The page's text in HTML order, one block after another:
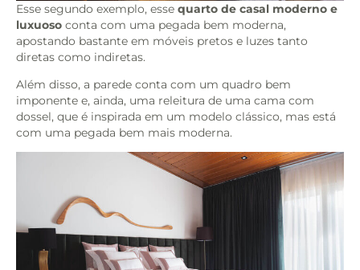
Esse segundo exemplo, esse quarto de casal moderno e
luxuoso conta com uma pegada bem moderna,
apostando bastante em móveis pretos e luzes tanto
diretas como indiretas.
Além disso, a parede conta com um quadro bem
imponente e, ainda, uma releitura de uma cama com
dossel, que é inspirada em um modelo clássico, mas está
com uma pegada bem mais moderna.